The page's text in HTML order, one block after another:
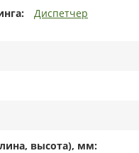
Диспетчер
высота), мм